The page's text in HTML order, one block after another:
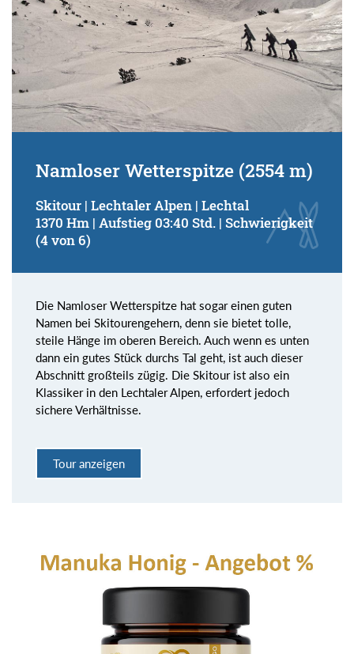
Namloser Wetterspitze (2554 m)
Skitour | Lechtaler Alpen | Lechtal
1370 Hm | Aufstieg 03:40 Std. | Schwierigkeit
(4 von 6)
Die Namloser Wetterspitze hat sogar einen guten
Namen bei Skitourengehern, denn sie bietet tolle,
steile Hänge im oberen Bereich. Auch wenn es unten
dann ein gutes Stück durchs Tal geht, ist auch dieser
Abschnitt großteils zügig. Die Skitour ist also ein
Klassiker in den Lechtaler Alpen, erfordert jedoch
sichere Verhältnisse.
Tour anzeigen